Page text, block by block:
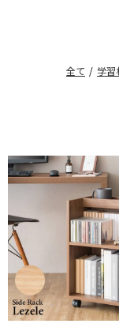
全て / 学習